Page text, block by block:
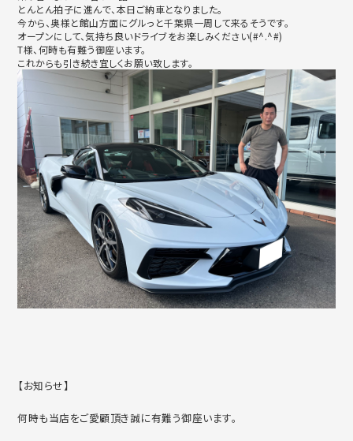
とんとん拍子に進んで、本日ご納車となりました。
今から、奥様と館山方面にグルっと千葉県一周して来るそうです。
オープンにして、気持ち良いドライブをお楽しみください(#^.^#)
T様、何時も有難う御座います。
これからも引き続き宜しくお願い致します。
【お知らせ】
何時も当店をご愛顧頂き誠に有難う御座います。